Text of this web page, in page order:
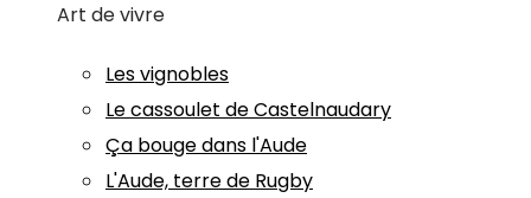
Art de vivre
Les vignobles
Le cassoulet de Castelnaudary
Ça bouge dans l'Aude
L'Aude, terre de Rugby